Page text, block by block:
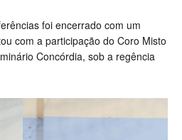
foi encerrado com um
com a participação do Coro Misto
Concórdia, sob a regência